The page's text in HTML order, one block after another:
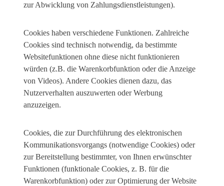
zur Abwicklung von Zahlungsdienstleistungen).
Cookies haben verschiedene Funktionen. Zahlreiche
Cookies sind technisch notwendig, da bestimmte
Websitefunktionen ohne diese nicht funktionieren
würden (z.B. die Warenkorbfunktion oder die Anzeige
von Videos). Andere Cookies dienen dazu, das
Nutzerverhalten auszuwerten oder Werbung
anzuzeigen.
Cookies, die zur Durchführung des elektronischen
Kommunikationsvorgangs (notwendige Cookies) oder
zur Bereitstellung bestimmter, von Ihnen erwünschter
Funktionen (funktionale Cookies, z. B. für die
Warenkorbfunktion) oder zur Optimierung der Website